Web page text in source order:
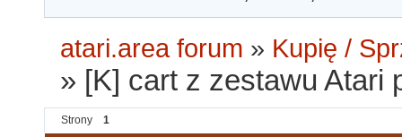
atari.area forum » Kupię /
» [K] cart z zestawu Atari
Strony 1